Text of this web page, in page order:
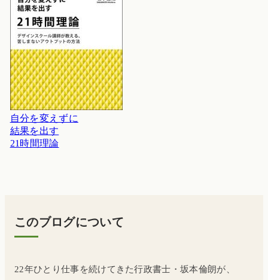
自分を変えずに
結果を出す
21時間理論
このブログについて
22年ひとり仕事を続けてきた行政書士・坂本倫朗が、